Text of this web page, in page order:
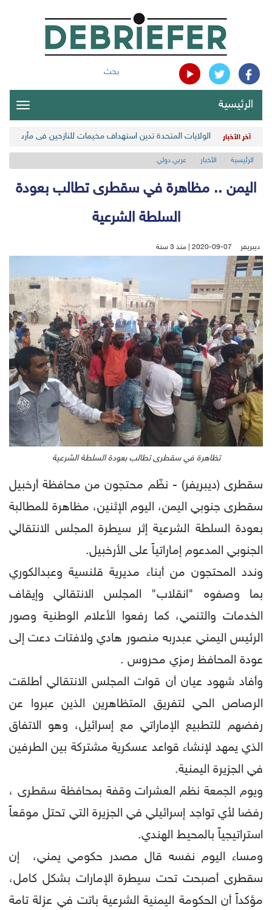
بحث
الرئيسية
آخر الأخبار الولايات المتحدة تدين استهداف مخيمات للنازحين في مأرب
الرئيسية الأخبار عربي دولي
اليمن .. مظاهرة في سقطرى تطالب بعودة
السلطة الشرعية
ديبريفر 2020-09-07 | منذ 3 سنة
تظاهرة في سقطرى تطالب بعودة السلطة الشرعية
سقطرى (ديبريفر) - نظّم محتجون من محافظة أرخبيل
سقطرى جنوبي اليمن، اليوم الإثنين، مظاهرة للمطالبة
بعودة السلطة الشرعية إثر سيطرة المجلس الانتقالي
الجنوبي المدعوم إماراتياً على الأرخبيل.
وندد المحتجون من أبناء مديرية قلنسية وعبدالكوري
بما وصفوه "انقلاب" المجلس الانتقالي وإيقاف
الخدمات والتنمي، كما رفعوا الأعلام الوطنية وصور
الرئيس اليمني عبدربه منصور هادي ولافتات دعت إلى
عودة المحافظ رمزي محروس .
وأفاد شهود عيان أن قوات المجلس الانتقالي أطلقت
الرصاص الحي لتفريق المتظاهرين الذين عبروا عن
رفضهم للتطبيع الإماراتي مع إسرائيل، وهو الاتفاق
الذي يمهد لإنشاء قواعد عسكرية مشتركة بين الطرفين
في الجزيرة اليمنية.
ويوم الجمعة نظم العشرات وقفة بمحافظة سقطرى ،
رفضا لأي تواجد إسرائيلي في الجزيرة التي تحتل موقعاً
استراتيجياً بالمحيط الهندي.
ومساء اليوم نفسه قال مصدر حكومي يمني، إن
سقطرى أصبحت تحت سيطرة الإمارات بشكل كامل،
مؤكداً أن الحكومة اليمنية الشرعية باتت في عزلة تامة